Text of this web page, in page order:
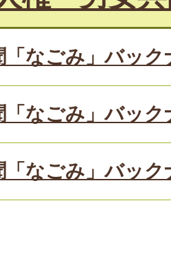
「なごみ」バッ
「なごみ」バッ
「なごみ」バッ